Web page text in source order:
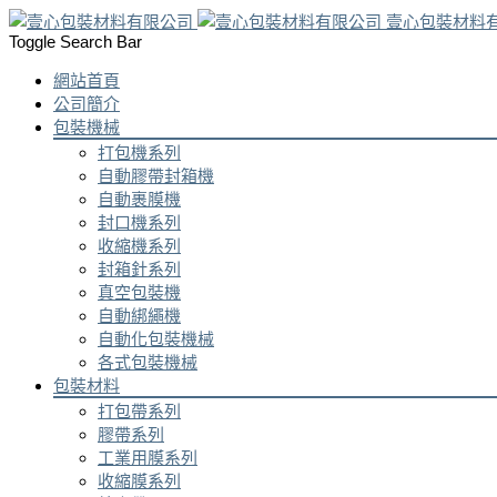
壹心包裝材料
Toggle Search Bar
網站首頁
公司簡介
包裝機械
打包機系列
自動膠帶封箱機
自動裹膜機
封口機系列
收縮機系列
封箱針系列
真空包裝機
自動綁繩機
自動化包裝機械
各式包裝機械
包裝材料
打包帶系列
膠帶系列
工業用膜系列
收縮膜系列